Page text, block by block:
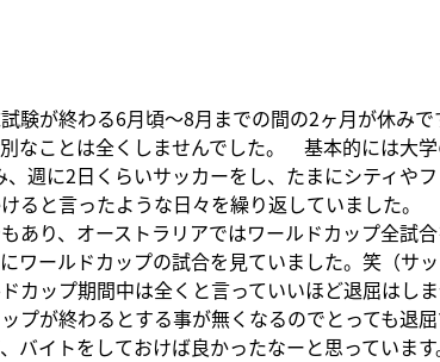
験が終わる6月頃～8月までの間の2ヶ月が休み
なことは全くしませんでした。 基本的には大
、週に2日くらいサッカーをし、たまにシティや
ると言ったような日々を繰り返していました
あり、オーストラリアではワールドカップ全試
ワールドカップの試合を見ていました。笑（サ
カップ期間中は全くと言っていいほど退屈はし
プが終わるとする事が無くなるのでとっても退
バイトをしておけば良かったなーと思っていま